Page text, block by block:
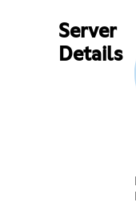
Server
Details